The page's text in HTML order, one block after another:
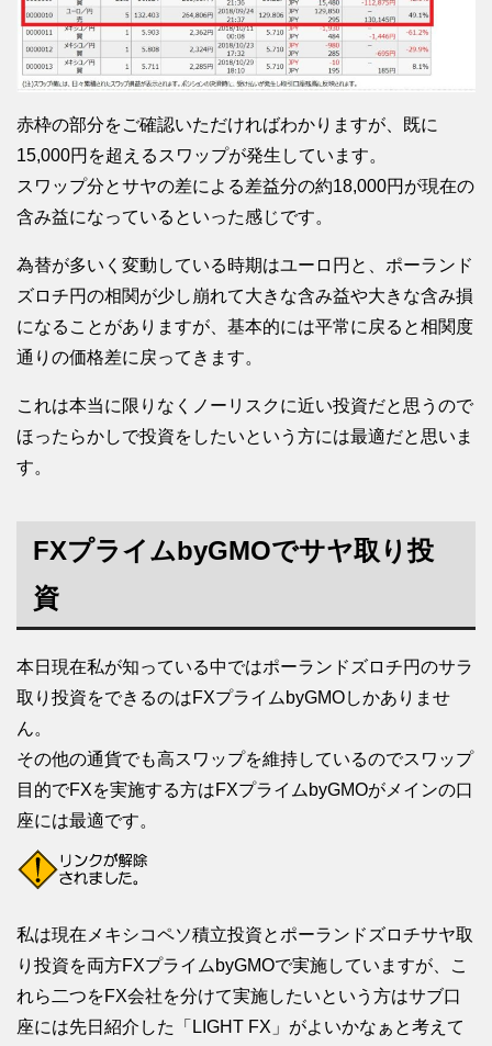
赤枠の部分をご確認いただければわかりますが、既に
15,000円を超えるスワップが発生しています。
スワップ分とサヤの差による差益分の約18,000円が現在の
含み益になっているといった感じです。
為替が多いく変動している時期はユーロ円と、ポーランド
ズロチ円の相関が少し崩れて大きな含み益や大きな含み損
になることがありますが、基本的には平常に戻ると相関度
通りの価格差に戻ってきます。
これは本当に限りなくノーリスクに近い投資だと思うので
ほったらかしで投資をしたいという方には最適だと思いま
す。
FXプライムbyGMOでサヤ取り投
資
本日現在私が知っている中ではポーランドズロチ円のサラ
取り投資をできるのはFXプライムbyGMOしかありませ
ん。
その他の通貨でも高スワップを維持しているのでスワップ
目的でFXを実施する方はFXプライムbyGMOがメインの口
座には最適です。
私は現在メキシコペソ積立投資とポーランドズロチサヤ取
り投資を両方FXプライムbyGMOで実施していますが、こ
れら二つをFX会社を分けて実施したいという方はサブ口
座には先日紹介した「LIGHT FX」がよいかなぁと考えて